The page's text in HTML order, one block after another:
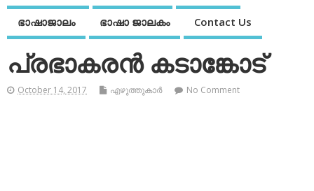
ഭാഷാജാലം ഭാഷാ ജാലകം Contact Us
പ്രഭാകരന്‍ കടാങ്കോട്
October 14, 2017 എഴുത്തുകാര്‍ No Comment